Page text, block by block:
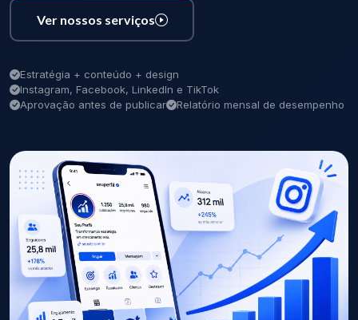
Ver nossos serviços
Estratégia + conteúdo + design
Instagram, Facebook, LinkedIn e TikTok
Aprovação antes de publicar
Relatório mensal de desempenho